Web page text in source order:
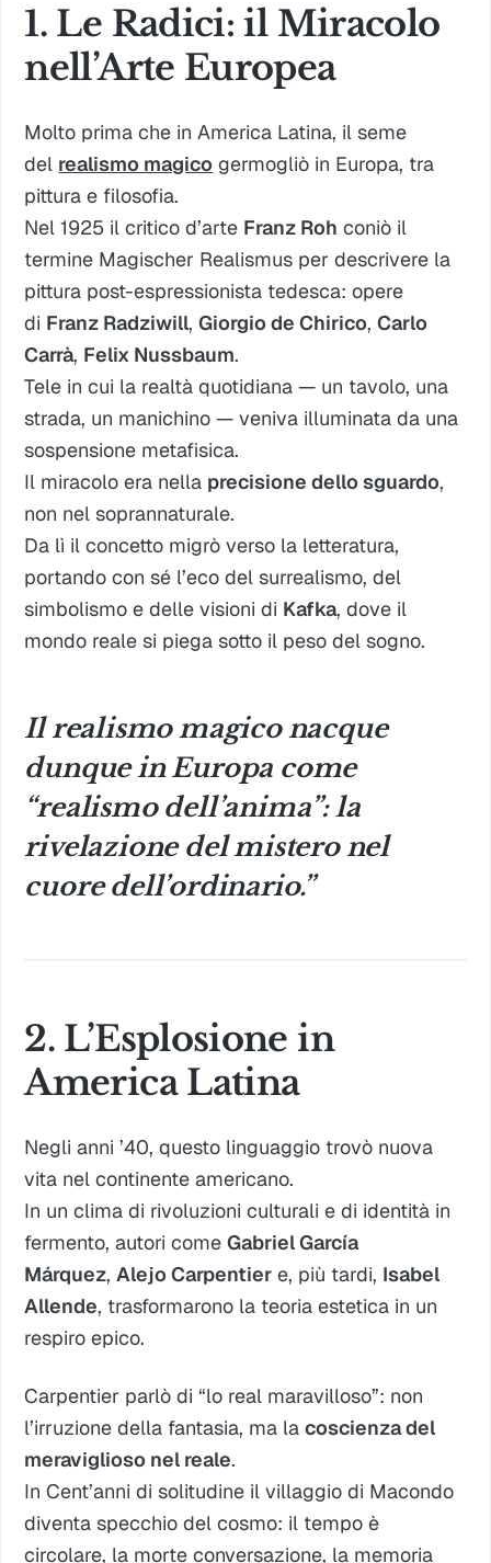
1. Le Radici: il Miracolo
nell’Arte Europea
Molto prima che in America Latina, il seme
del realismo magico germogliò in Europa, tra
pittura e filosofia.
Nel 1925 il critico d’arte Franz Roh coniò il
termine Magischer Realismus per descrivere la
pittura post-espressionista tedesca: opere
di Franz Radziwill,Giorgio de Chirico,Carlo
Carrà, Felix Nussbaum.
Tele in cui la realtà quotidiana — un tavolo, una
strada, un manichino — veniva illuminata da una
sospensione metafisica.
Il miracolo era nella precisione dello sguardo,
non nel soprannaturale.
Da lì il concetto migrò verso la letteratura,
portando con sé l’eco del surrealismo, del
simbolismo e delle visioni di Kafka, dove il
mondo reale si piega sotto il peso del sogno.
Il realismo magico nacque
dunque in Europa come
“realismo dell’anima”: la
rivelazione del mistero nel
cuore dell’ordinario.”
2. L’Esplosione in
America Latina
Negli anni ’40, questo linguaggio trovò nuova
vita nel continente americano.
In un clima di rivoluzioni culturali e di identità in
fermento, autori comeGabriel García
Márquez,Alejo Carpentier e, più tardi, Isabel
Allende, trasformarono la teoria estetica in un
respiro epico.
Carpentier parlò di“lo real maravilloso”: non
l’irruzione della fantasia, ma lacoscienza del
meraviglioso nel reale.
InCent’anni di solitudine il villaggio di Macondo
diventa specchio del cosmo: il tempo è
circolare, la morte conversazione, la memoria